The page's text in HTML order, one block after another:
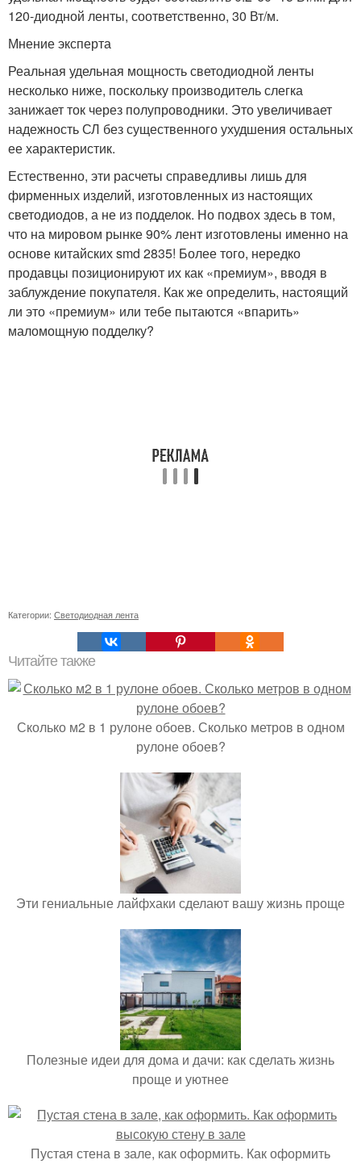
120-диодной ленты, соответственно, 30 Вт/м.
Мнение эксперта
Реальная удельная мощность светодиодной ленты
несколько ниже, поскольку производитель слегка
занижает ток через полупроводники. Это увеличивает
надежность СЛ без существенного ухудшения остальных
ее характеристик.
Естественно, эти расчеты справедливы лишь для
фирменных изделий, изготовленных из настоящих
светодиодов, а не из подделок. Но подвох здесь в том,
что на мировом рынке 90% лент изготовлены именно на
основе китайских smd 2835! Более того, нередко
продавцы позиционируют их как «премиум», вводя в
заблуждение покупателя. Как же определить, настоящий
ли это «премиум» или тебе пытаются «впарить»
маломощную подделку?
Категории: Светодиодная лента
Читайте также
Сколько м2 в 1 рулоне обоев. Сколько метров в одном
рулоне обоев?
Эти гениальные лайфхаки сделают вашу жизнь проще
Полезные идеи для дома и дачи: как сделать жизнь
проще и уютнее
Пустая стена в зале, как оформить. Как оформить